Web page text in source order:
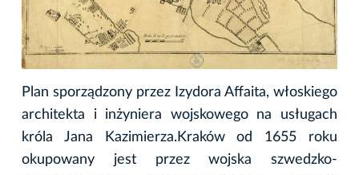
Plan sporządzony przez Izydora Affaita, włoskiego
architekta i inżyniera wojskowego na usługach
króla Jana Kazimierza.Kraków od 1655 roku
okupowany jest przez wojska szwedzko-